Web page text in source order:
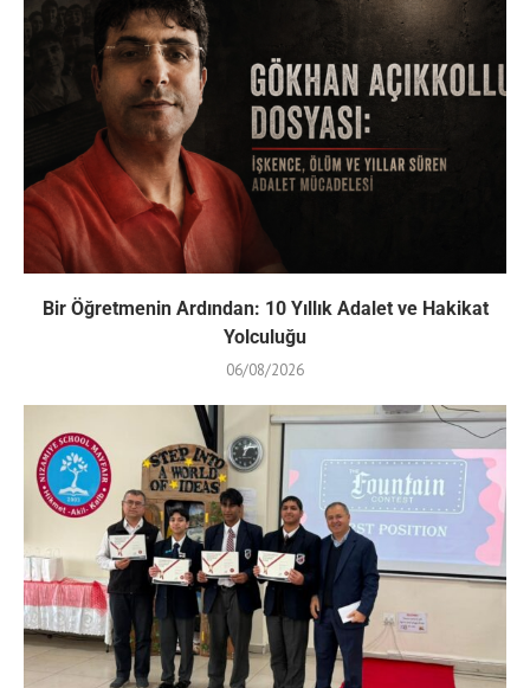
Bir Öğretmenin Ardından: 10 Yıllık Adalet ve Hakikat
Yolculuğu
06/08/2026